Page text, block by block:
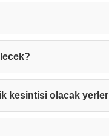
kesintisi olacak yerler